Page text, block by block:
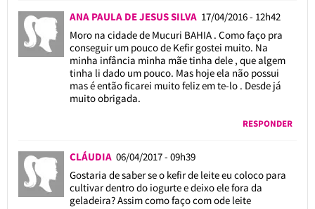
ANA PAULA DE JESUS SILVA 17/04/2016 - 12h42
Moro na cidade de Mucuri BAHIA . Como faço pra
conseguir um pouco de Kefir gostei muito. Na
minha infância minha mãe tinha dele , que algem
tinha li dado um pouco. Mas hoje ela não possui
mas é então ficarei muito feliz em te-lo . Desde já
muito obrigada.
RESPONDER
CLÁUDIA 06/04/2017 - 09h39
Gostaria de saber se o kefir de leite eu coloco para
cultivar dentro do iogurte e deixo ele fora da
geladeira? Assim como faço com ode leite